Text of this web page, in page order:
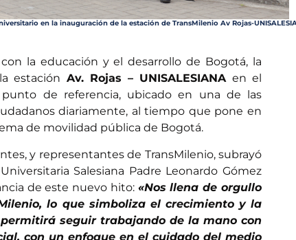
en la inauguración de la estación de TransMilenio Av Rojas-
la educación y el desarrollo de Bogotá, la
estación Av. Rojas – UNISALESIANAen el
de referencia, ubicado en una de las
diariamente, al tiempo que pone en
de movilidad pública de Bogotá.
y representantes de TransMilenio, subrayó
Salesiana Padre Leonardo Gómez
de este nuevo hito: «Nos llena de orgullo
lo que simboliza el crecimiento y la
seguir trabajando de la mano con
con un enfoque en el cuidado del medio